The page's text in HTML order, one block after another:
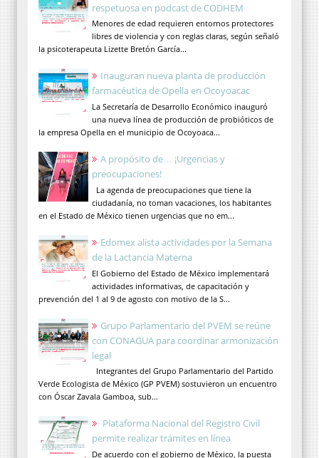
respetuosa en podcast de CODHEM
Menores de edad requieren entornos protectores
libres de violencia y con reglas claras, según señaló
la psicoterapeuta Lizette Bretón García...
Inauguran nueva planta de producción
farmacéutica de Opella en Ocoyoacac
La Secretaría de Desarrollo Económico inauguró
una nueva línea de producción de probióticos de
la empresa Opella en el municipio de Ocoyoaca...
A propósito de… ¡Urgencias y
preocupaciones!
La agenda de preocupaciones que tiene la
ciudadanía, no toman vacaciones, los habitantes
en el Estado de México tienen urgencias que no em...
Edomex alista actividades por la Semana
de la Lactancia Materna
El Gobierno del Estado de México implementará
actividades informativas, de capacitación y
prevención del 1 al 9 de agosto con motivo de la S...
Grupo Parlamentario del PVEM se reúne
con CONAGUA para coordinar armonización
legal
Integrantes del Grupo Parlamentario del Partido
Verde Ecologista de México (GP PVEM) sostuvieron un encuentro
con Óscar Zavala Gamboa, sub...
Plataforma Nacional del Registro Civil
permite realizar trámites en línea
De acuerdo con el gobierno de México, la puesta